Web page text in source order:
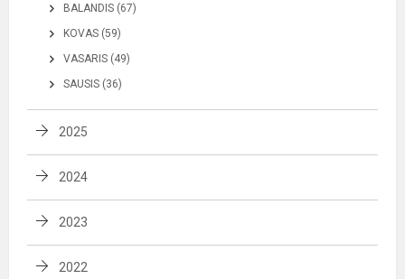
BALANDIS (67)
KOVAS (59)
VASARIS (49)
SAUSIS (36)
2025
2024
2023
2022